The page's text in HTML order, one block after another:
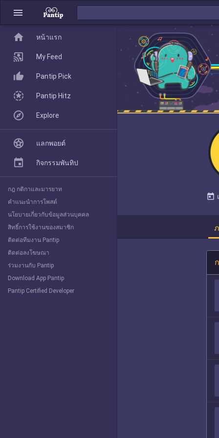
menu
today
home
Pantip Pick
Explore
home หน้าแรก
My Feed
Pantip Pick
Pantip Hitz
Explore
แลกพอยต์
กิจกรรมพันทิป
กฎ กติกาและมารยาท
คำแนะนำการโพสต์
นโยบายเกี่ยวกับข้อมูลส่วนบุคคล
สิทธิ์การใช้งานของสมาชิก
ติดต่อทีมงาน Pantip
ติดต่อลงโฆษณา
ร่วมงานกับ Pantip
Download App Pantip
Pantip Certified Developer